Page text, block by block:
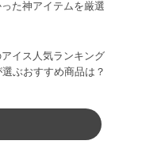
た神アイテムを厳選
イス人気ランキング
ぶおすすめ商品は？